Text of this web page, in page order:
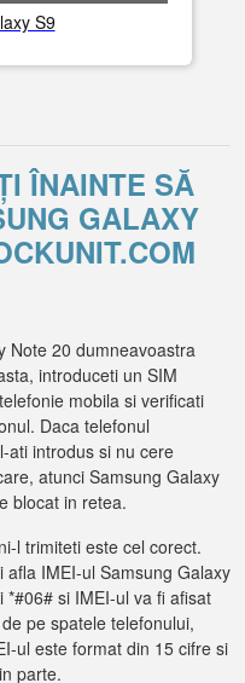
S9
ÎNAINTE SĂ
GALAXY
Note 20 dumneavoastra
introduceti un SIM
mobila si verificati
Daca telefonul
ati introdus si nu cere
atunci Samsung Galaxy
blocat in retea.
l trimiteti este cel corect.
IMEI-ul Samsung Galaxy
si IMEI-ul va fi afisat
pe spatele telefonului,
ul este format din 15 cifre si
parte.